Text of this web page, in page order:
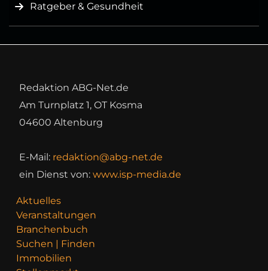
Ratgeber & Gesundheit
Redaktion ABG-Net.de
Am Turnplatz 1, OT Kosma
04600 Altenburg
E-Mail: redaktion@abg-net.de
ein Dienst von: www.isp-media.de
Aktuelles
Veranstaltungen
Branchenbuch
Suchen | Finden
Immobilien